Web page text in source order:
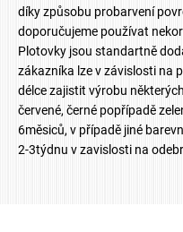
díky způsobu probarvení
doporučujeme používat
Plotovky jsou standartně
zákazníka lze v závislosti na
délce zajistit výrobu
červené, ​​​​černé popřípadě
6měsiců, v případě jiné
2-3týdnu v zavislosti na